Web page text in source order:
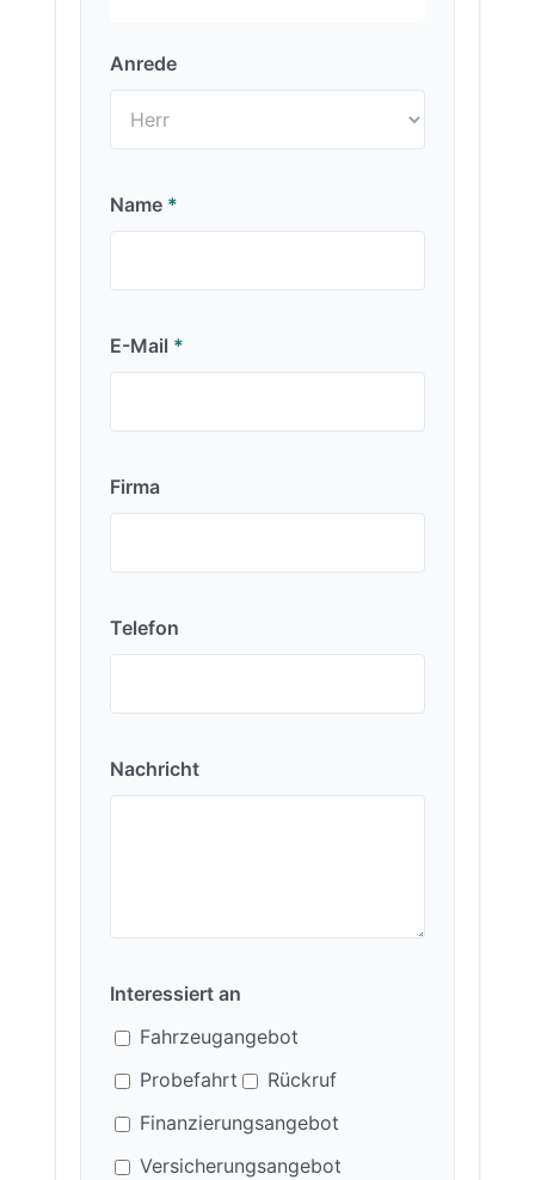
Anrede
Name *
E-Mail *
Firma
Telefon
Nachricht
Interessiert an
Fahrzeugangebot
Probefahrt
Rückruf
Finanzierungsangebot
Versicherungsangebot